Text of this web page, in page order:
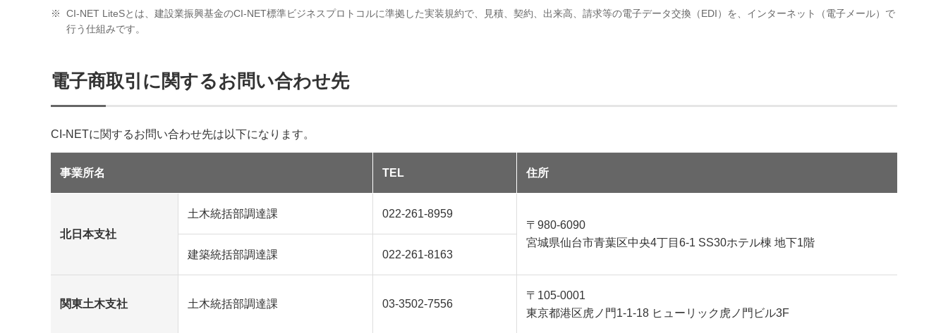
※
CI-NET LiteSとは、建設業振興基金のCI-NET標準ビジネスプロトコルに準拠した実装規約で、見積、契約、出来高、請求等の電子データ交換（EDI）を、インターネット（電子メール）で
行う仕組みです。
電子商取引に関するお問い合わせ先
CI-NETに関するお問い合わせ先は以下になります。
事業所名 TEL 住所
北日本支社
土木統括部調達課
022-261-8959
〒980-6090
宮城県仙台市青葉区中央4丁目6-1 SS30ホテル棟 地下1階
建築統括部調達課
022-261-8163
関東土木支社 土木統括部調達課 03-3502-7556
〒105-0001
東京都港区虎ノ門1-1-18 ヒューリック虎ノ門ビル3F